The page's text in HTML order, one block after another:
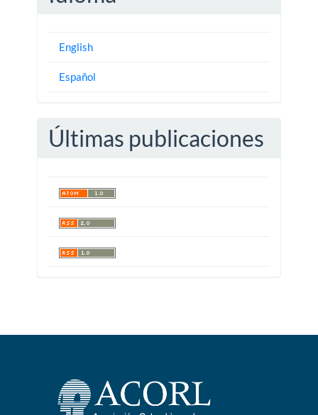
English
Español
Últimas publicaciones